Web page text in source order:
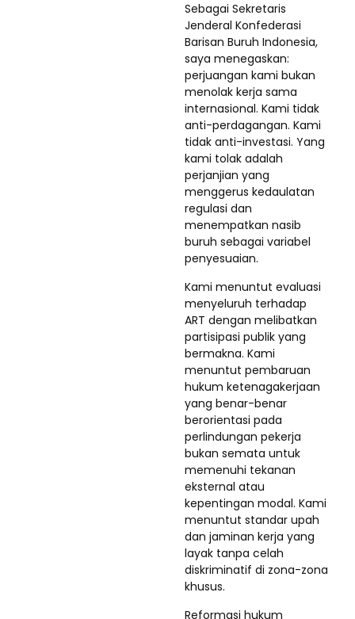
Sebagai Sekretaris
Jenderal Konfederasi
Barisan Buruh Indonesia,
saya menegaskan:
perjuangan kami bukan
menolak kerja sama
internasional. Kami tidak
anti-perdagangan. Kami
tidak anti-investasi. Yang
kami tolak adalah
perjanjian yang
menggerus kedaulatan
regulasi dan
menempatkan nasib
buruh sebagai variabel
penyesuaian.
Kami menuntut evaluasi
menyeluruh terhadap
ART dengan melibatkan
partisipasi publik yang
bermakna. Kami
menuntut pembaruan
hukum ketenagakerjaan
yang benar-benar
berorientasi pada
perlindungan pekerja
bukan semata untuk
memenuhi tekanan
eksternal atau
kepentingan modal. Kami
menuntut standar upah
dan jaminan kerja yang
layak tanpa celah
diskriminatif di zona-zona
khusus.
Reformasi hukum